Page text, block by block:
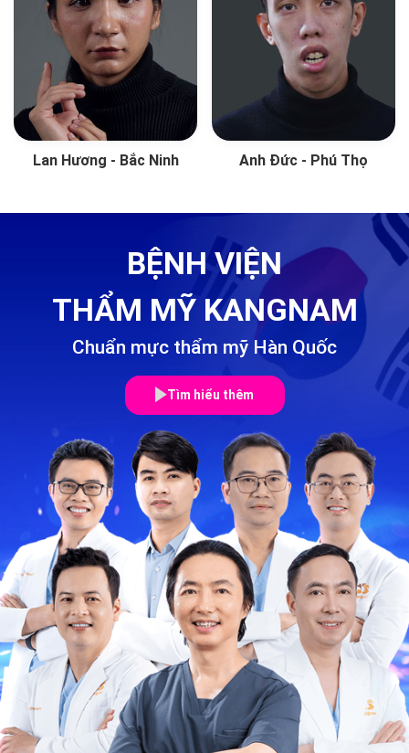
Lan Hương - Bắc Ninh Anh Đức - Phú Thọ
BỆNH VIỆN
THẨM MỸ KANGNAM
Chuẩn mực thẩm mỹ Hàn Quốc
Tìm hiểu thêm